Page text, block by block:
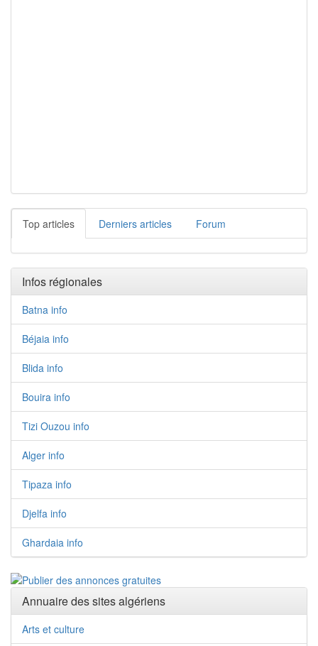
Top articles Derniers articles Forum
Infos régionales
Batna info
Béjaia info
Blida info
Bouira info
Tizi Ouzou info
Alger info
Tipaza info
Djelfa info
Ghardaia info
Annuaire des sites algériens
Arts et culture